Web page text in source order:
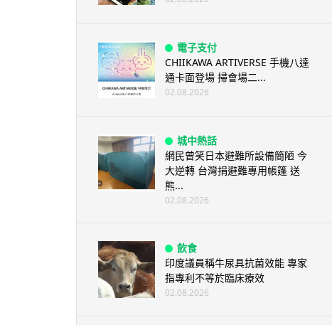
電子支付
CHIIKAWA ARTIVERSE 手機八達
通卡面登場 掃會場二...
02.08.2026
城中熱話
網民曾笑日本避難所設備簡陋 今
大逆轉 台灣捐避難專用帳篷 送
熊...
02.08.2026
飲食
印度議員稱牛尿具抗菌效能 專家
指專利不等於臨床療效
02.08.2026